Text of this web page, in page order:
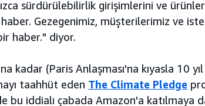
sürdürülebilirlik girişimlerini ve
Gezegenimiz, müşterilerimiz ve
haber." diyor.
kadar (Paris Anlaşması'na kıyasla 10
taahhüt eden The Climate Pledge
bu iddialı çabada Amazon'a katılmaya